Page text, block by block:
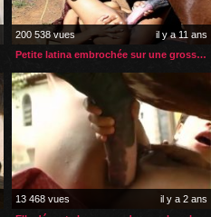
200 538 vues
il y a 11 ans
Petite latina embrochée sur une grosse bite de cheval
13 468 vues
il y a 2 ans